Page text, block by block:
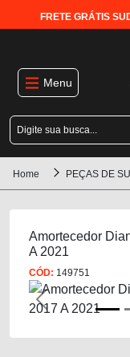
FRETE GRÁTIS
Menu
Home PEÇAS DE
Amortecedor
A 2021
CÓD: 149751
Previous